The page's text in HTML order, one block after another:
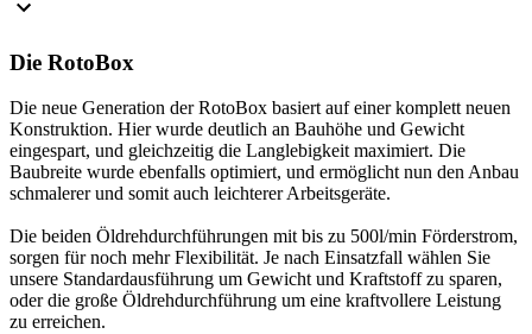
Die RotoBox
Die neue Generation der RotoBox basiert auf einer komplett neuen
Konstruktion. Hier wurde deutlich an Bauhöhe und Gewicht
eingespart, und gleichzeitig die Langlebigkeit maximiert. Die
Baubreite wurde ebenfalls optimiert, und ermöglicht nun den Anbau
schmalerer und somit auch leichterer Arbeitsgeräte.
Die beiden Öldrehdurchführungen mit bis zu 500l/min Förderstrom,
sorgen für noch mehr Flexibilität. Je nach Einsatzfall wählen Sie
unsere Standardausführung um Gewicht und Kraftstoff zu sparen,
oder die große Öldrehdurchführung um eine kraftvollere Leistung
zu erreichen.